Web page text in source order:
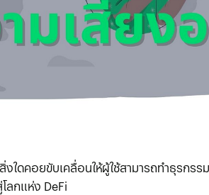
ใดคอยขับเคลื่อนให้ผู้ใช้สามารถทำธุรกร
ลกแห่ง DeFi